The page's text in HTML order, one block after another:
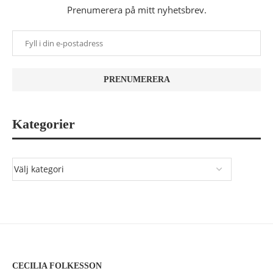
Prenumerera på mitt nyhetsbrev.
Kategorier
CECILIA FOLKESSON